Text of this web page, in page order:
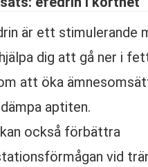
är ett stimulerande
dig att gå ner i
att öka
aptiten.
också förbättra
vid